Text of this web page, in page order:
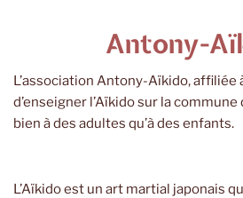
Antony-
L’association Antony-Aïkido, affiliée
d’enseigner l’Aïkido sur la commune
bien à des adultes qu’à des enfants.
L’Aïkido est un art martial japonais